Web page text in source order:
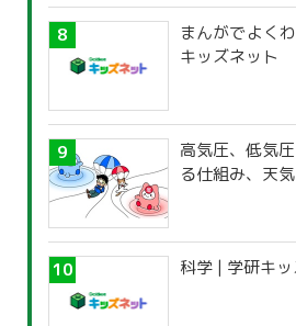
まんがでよく
キッズネット
高気圧、低気
る仕組み、天
科学 | 学研キ